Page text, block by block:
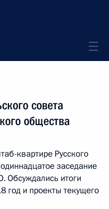
совета
общества
квартире Русского
заседание
Обсуждались итоги
год и проекты текущего